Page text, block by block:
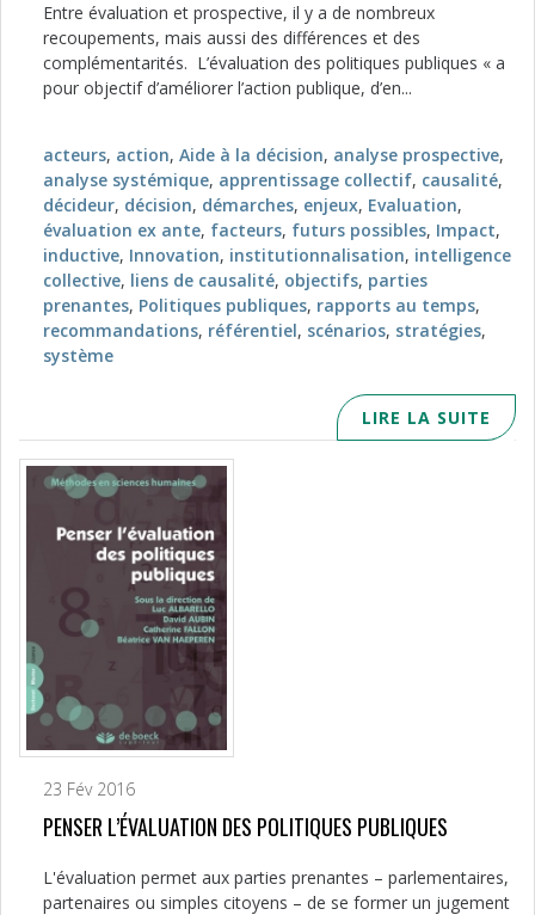
Entre évaluation et prospective, il y a de nombreux
recoupements, mais aussi des différences et des
complémentarités. L’évaluation des politiques publiques « a
pour objectif d’améliorer l’action publique, d’en...
acteurs, action, Aide à la décision, analyse prospective,
analyse systémique, apprentissage collectif, causalité,
décideur, décision, démarches, enjeux, Evaluation,
évaluation ex ante, facteurs, futurs possibles, Impact,
inductive, Innovation, institutionnalisation, intelligence
collective, liens de causalité, objectifs, parties
prenantes, Politiques publiques, rapports au temps,
recommandations, référentiel, scénarios, stratégies,
système
LIRE LA SUITE
23 Fév 2016
PENSER L’ÉVALUATION DES POLITIQUES PUBLIQUES
L'évaluation permet aux parties prenantes – parlementaires,
partenaires ou simples citoyens – de se former un jugement